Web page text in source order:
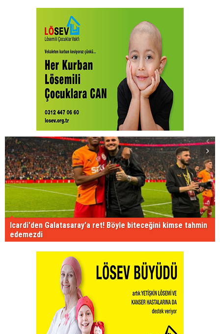
Icardi'den Galatasaray'a ret! Böyle biteceğini kimse tahmin
edemezdi